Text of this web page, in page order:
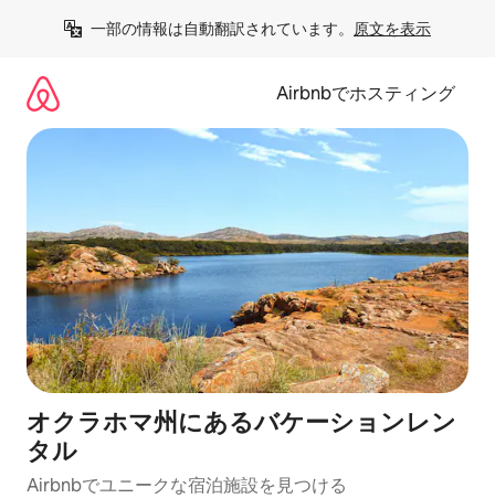
一部の情報は自動翻訳されています。 原文を表示
Airbnbでホスティング
オクラホマ州にあるバケーションレン
タル
Airbnbでユニークな宿泊施設を見つける